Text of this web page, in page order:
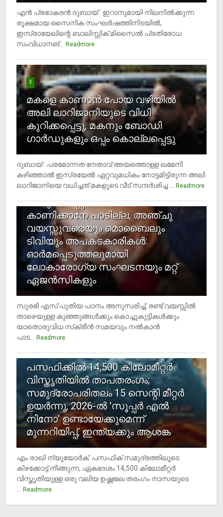
എന്‍ പ്രഭാകരന്‍ ദുബായ് : ഇറാനുമായി നിലനില്‍ക്കുന്ന
രൂക്ഷമായ സൈനിക സംഘര്‍ഷത്തിനിടയില്‍,
ഇസ്രായേലിന്റെ ബാലിസ്റ്റിക് മിസൈല്‍ പ്രതിരോധ
സംവിധാനങ്...
Readmore
3
മകളെ കാണാന്‍ പോയ വഴിയില്‍
അലി ലാറിജാനിയുടെ വിധി
കുറിക്കപ്പെട്ടു, മകനും ബോഡി
ഗാര്‍ഡുകളും ഒപ്പം കൊല്ലപ്പെട്ടു
ദുബായ് : പരമോന്നത നേതാവ് അയത്തൊള്ള ഖമേനി
കഴിഞ്ഞാല്‍ ഇസ്രയേല്‍ ഏറ്റവുമധികം നോട്ടമിട്ടിരുന്ന അലി
ലാറിജാനിയെ വധിച്ചത് മകളുടെ വീട് സന്ദര്‍ശിച്ച ...
Readmore
4
രണ്ടു വയസ്സില്‍ താഴെ സ്‌ക്രീന്‍
കാണിക്കാനേ പാടില്ല, അഞ്ചു
വയസ്സുവരെയും മൊബൈലും
ടിവിയും അപകടകാരികള്‍:
ഓര്‍മപ്പെടുത്തലുമായി
ലോകാരോഗ്യ സംഘടനയും മറ്റ്
ഏജന്‍സികളും
സുരഭി എസ് പുതിയ പഠനം അനുസരിച്ച്, രണ്ട് വയസ്സില്‍
താഴെയുള്ള കുഞ്ഞുങ്ങള്‍ക്കും കൊച്ചുകുട്ടികള്‍ക്കും
യാതൊരുവിധ സ്‌ക്രീന്‍ സമയവും നല്‍കാന്‍
പാട...
Readmore
പസഫിക്കില്‍ 14,500 കിലോമീറ്റര്‍
വിസ്തൃതിയില്‍ താപതരംഗം;
സമുദ്രോപരിതലം 15 സെന്റി മീറ്റര്‍
ഉയര്‍ന്നു, 2026-ല്‍ 'സൂപ്പര്‍ എല്‍
നിനോ' ഉണ്ടായേക്കുമെന്ന്
മുന്നറിയിപ്പ്, ഇന്ത്യക്കും ആശങ്ക
എം രാഖി ന്യൂയോര്‍ക്: പസഫിക് സമുദ്രത്തിലൂടെ
കിഴക്കോട്ട് നീങ്ങുന്ന, ഏകദേശം 14,500 കിലോമീറ്റര്‍
വിസ്തൃതിയുള്ള ഒരു വലിയ ഉഷ്ണജല തരംഗം നാസയുടെ
Readmore